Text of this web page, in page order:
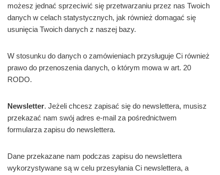
możesz jednać sprzeciwić się przetwarzaniu przez nas Twoich
danych w celach statystycznych, jak również domagać się
usunięcia Twoich danych z naszej bazy.
W stosunku do danych o zamówieniach przysługuje Ci również
prawo do przenoszenia danych, o którym mowa w art. 20
RODO.
Newsletter. Jeżeli chcesz zapisać się do newslettera, musisz
przekazać nam swój adres e-mail za pośrednictwem
formularza zapisu do newslettera.
Dane przekazane nam podczas zapisu do newslettera
wykorzystywane są w celu przesyłania Ci newslettera, a